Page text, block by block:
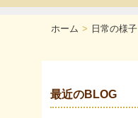
ホーム 日常の様子
最近のBLOG